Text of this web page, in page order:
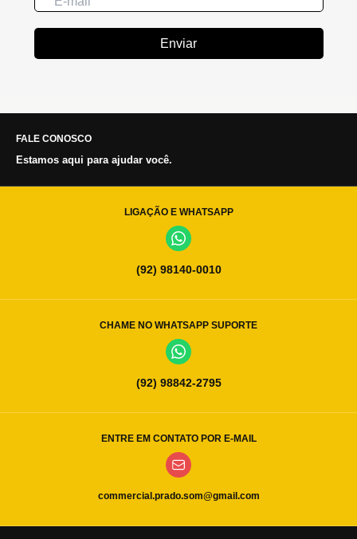
Enviar
FALE CONOSCO
Estamos aqui para ajudar você.
LIGAÇÃO E WHATSAPP
(92) 98140-0010
CHAME NO WHATSAPP SUPORTE
(92) 98842-2795
ENTRE EM CONTATO POR E-MAIL
commercial.prado.som@gmail.com